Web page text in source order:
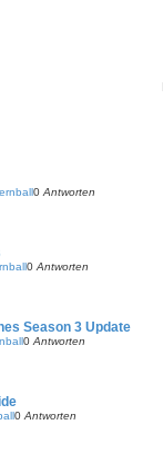
0 Antworten
0 Antworten
Season 3 Update
0 Antworten
0 Antworten